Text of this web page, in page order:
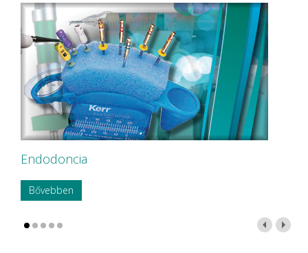
Endodoncia
Bővebben